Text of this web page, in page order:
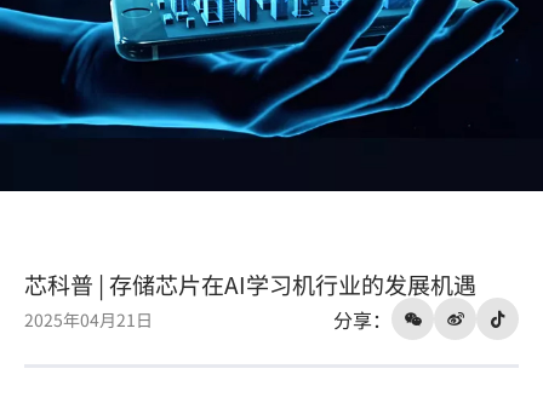
习
业
发
芯科普 | 存储芯片在AI学习机行业的发展机遇
2025年04月21日 分享：